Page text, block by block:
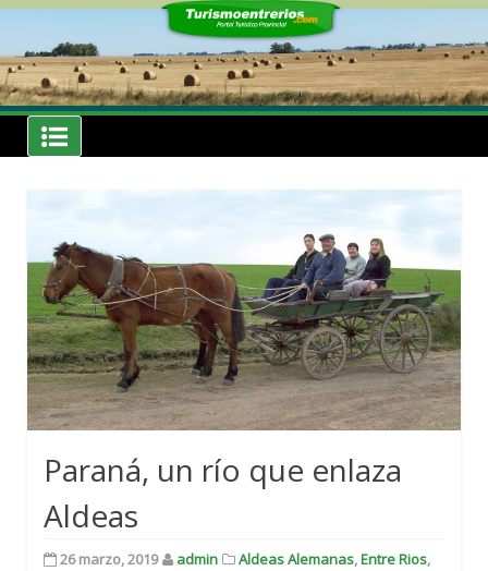
Skip
content
Noticias
Turismoentrerios.com
Paraná, un río que enlaza
Aldeas
26 marzo, 2019 admin Aldeas Alemanas,Entre Rios,